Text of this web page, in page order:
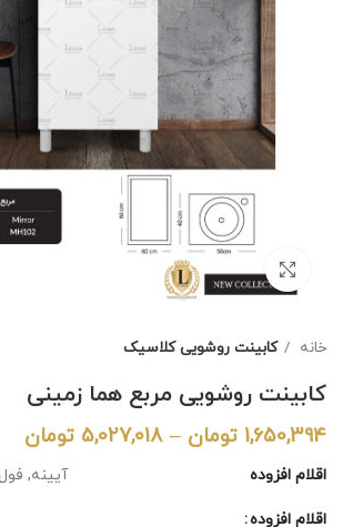
برای بزرگنمایی کلیک کنید
خانه کابینت روشویی کلاسیک
کابینت روشویی مربع هما زمینی
1,650,394 تومان –
5,027,018 تومان
اقلام افزوده آیینه,
اقلام افزوده